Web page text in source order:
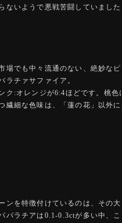
ないようで悪戦苦闘していました
場でも中々流通のない、絶妙な
ラチァサファイア。
ク:オレンジが6:4ほどです。桃色
繊細な色味は、「蓮の花」以外
ンを特徴付けているのは、その大
パラチアは0.1-0.3ctが多い中、